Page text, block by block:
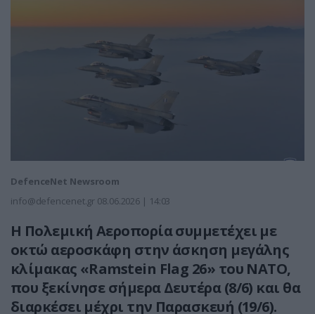
DefenceNet Newsroom
info@defencenet.gr 08.06.2026 | 14:03
Η Πολεμική Αεροπορία συμμετέχει με
οκτώ αεροσκάφη στην άσκηση μεγάλης
κλίμακας «Ramstein Flag 26» του ΝΑΤΟ,
που ξεκίνησε σήμερα Δευτέρα (8/6) και θα
διαρκέσει μέχρι την Παρασκευή (19/6).